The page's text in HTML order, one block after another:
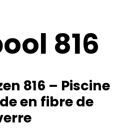
816
816 – Piscine
en fibre de